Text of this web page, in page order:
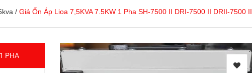
/ Giá Ổn Áp Lioa 7,5KVA 7.5KW 1 Pha SH-7500 II DRI-7500 II DRII-7500 II
PHA